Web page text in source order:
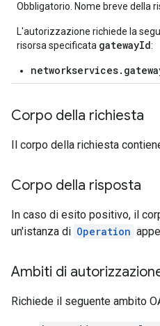
Obbligatorio. Nome breve della
L'autorizzazione richiede la
risorsa specificata gatewayId:
Corpo della richiesta
Il corpo della richiesta
Corpo della risposta
In caso di esito positivo, il
un'istanza di Operation
Ambiti di
Richiede il seguente ambito